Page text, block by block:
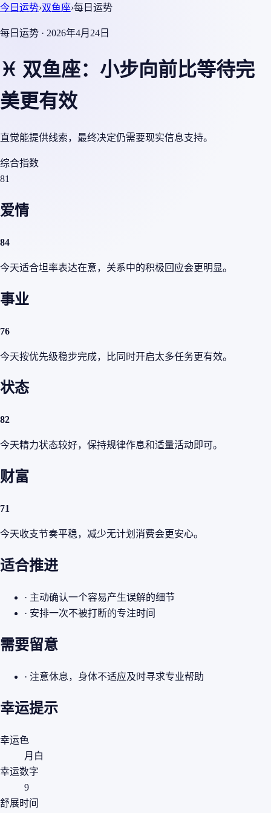
今日运势›双鱼座›每日运势
每日运势 · 2026年4月24日
♓ 双鱼座：小步向前比等待完
美更有效
直觉能提供线索，最终决定仍需要现实信息支持。
综合指数
81
爱情
84
今天适合坦率表达在意，关系中的积极回应会更明显。
事业
76
今天按优先级稳步完成，比同时开启太多任务更有效。
状态
82
今天精力状态较好，保持规律作息和适量活动即可。
财富
71
今天收支节奏平稳，减少无计划消费会更安心。
适合推进
· 主动确认一个容易产生误解的细节
· 安排一次不被打断的专注时间
需要留意
· 注意休息，身体不适应及时寻求专业帮助
幸运提示
幸运色
月白
幸运数字
9
舒展时间